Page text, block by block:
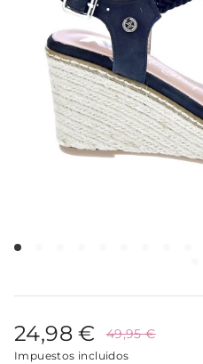
24,98 € 49,95 €
Impuestos incluidos